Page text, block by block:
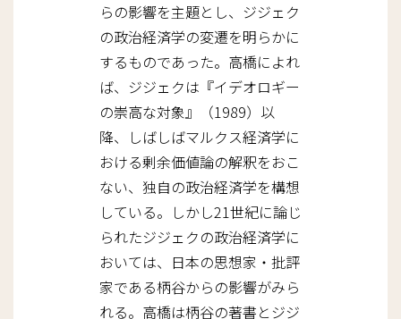
らの影響を主題とし、ジジェク
の政治経済学の変遷を明らかに
するものであった。高橋によれ
ば、ジジェクは『イデオロギー
の崇高な対象』（1989）以
降、しばしばマルクス経済学に
おける剰余価値論の解釈をおこ
ない、独自の政治経済学を構想
している。しかし21世紀に論じ
られたジジェクの政治経済学に
おいては、日本の思想家・批評
家である柄谷からの影響がみら
れる。高橋は柄谷の著書とジジ